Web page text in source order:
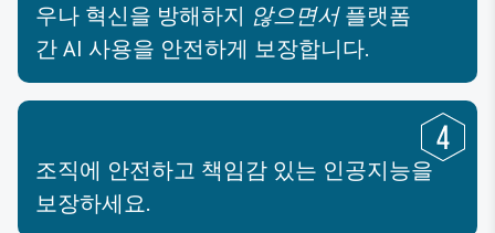
우나 혁신을 방해하지 않으면서플랫폼
간 AI 사용을 안전하게 보장합니다.
조직에 안전하고 책임감 있는 인공지능을
보장하세요.